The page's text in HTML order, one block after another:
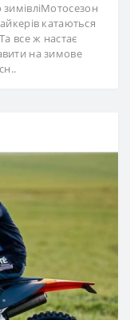
катаються
все ж настає
на зимове